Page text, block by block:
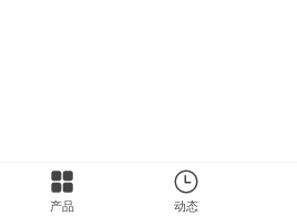
产品 动态